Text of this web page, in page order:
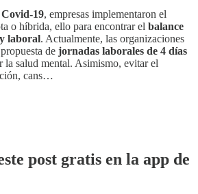
19, empresas implementaron el
o híbrida, ello para encontrar el balance
laboral. Actualmente, las organizaciones
de jornadas laborales de 4 días
la salud mental. Asimismo, evitar el
cans…
post gratis en la app de